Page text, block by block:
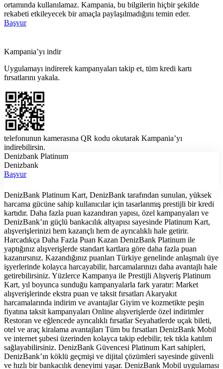
ortamında kullanılamaz. Kampania, bu bilgilerin hiçbir şekilde
rekabeti etkileyecek bir amaçla paylaşılmadığını temin eder.
Başvur
Kampania’yı indir
Uygulamayı indirerek kampanyaları takip et, tüm kredi kartı
fırsatlarını yakala.
telefonunun kamerasına QR kodu okutarak Kampania’yı
indirebilirsin.
Denizbank Platinum
Denizbank
Başvur
DenizBank Platinum Kart, DenizBank tarafından sunulan, yüksek
harcama gücüne sahip kullanıcılar için tasarlanmış prestijli bir kredi
kartıdır. Daha fazla puan kazandıran yapısı, özel kampanyaları ve
DenizBank’ın güçlü bankacılık altyapısı sayesinde Platinum Kart,
alışverişlerinizi hem kazançlı hem de ayrıcalıklı hale getirir.
Harcadıkça Daha Fazla Puan Kazan DenizBank Platinum ile
yaptığınız alışverişlerde standart kartlara göre daha fazla puan
kazanırsınız. Kazandığınız puanları Türkiye genelinde anlaşmalı üye
işyerlerinde kolayca harcayabilir, harcamalarınızı daha avantajlı hale
getirebilirsiniz. Yüzlerce Kampanya ile Prestijli Alışveriş Platinum
Kart, yıl boyunca sunduğu kampanyalarla fark yaratır: Market
alışverişlerinde ekstra puan ve taksit fırsatları Akaryakıt
harcamalarında indirim ve avantajlar Giyim ve kozmetikte peşin
fiyatına taksit kampanyaları Online alışverişlerde özel indirimler
Restoran ve eğlencede ayrıcalıklı fırsatlar Seyahatlerde uçak bileti,
otel ve araç kiralama avantajları Tüm bu fırsatları DenizBank Mobil
ve internet şubesi üzerinden kolayca takip edebilir, tek tıkla katılım
sağlayabilirsiniz. DenizBank Güvencesi Platinum Kart sahipleri,
DenizBank’ın köklü geçmişi ve dijital çözümleri sayesinde güvenli
ve hızlı bir bankacılık deneyimi yaşar. DenizBank Mobil uygulaması